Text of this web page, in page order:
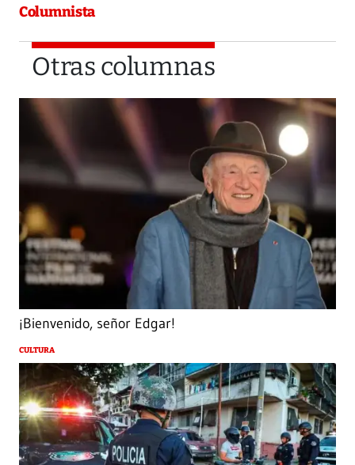
Columnista
Otras columnas
¡Bienvenido, señor Edgar!
CULTURA